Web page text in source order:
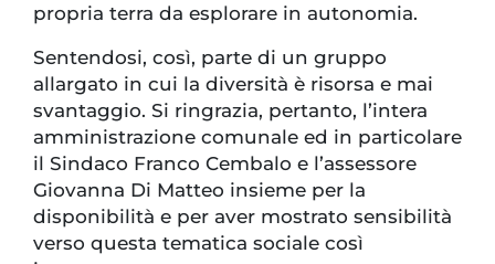
propria terra da esplorare in autonomia.
Sentendosi, così, parte di un gruppo
allargato in cui la diversità è risorsa e mai
svantaggio. Si ringrazia, pertanto, l’intera
amministrazione comunale ed in particolare
il Sindaco Franco Cembalo e l’assessore
Giovanna Di Matteo insieme per la
disponibilità e per aver mostrato sensibilità
verso questa tematica sociale così